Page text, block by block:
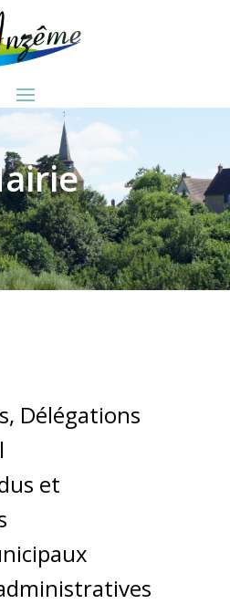
Délégations
et